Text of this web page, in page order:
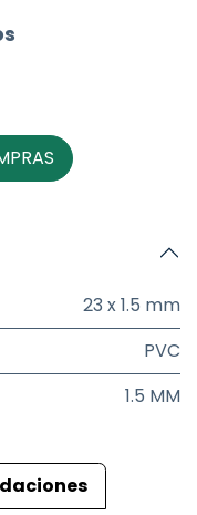
23 x 1.5 mm
PVC
1.5 MM